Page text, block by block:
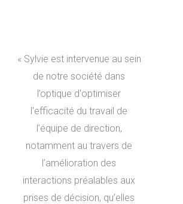
« Sylvie est intervenue au sein
de notre société dans
l’optique d'optimiser
l'efficacité du travail de
l’équipe de direction,
notamment au travers de
l’amélioration des
interactions préalables aux
prises de décision, qu’elles